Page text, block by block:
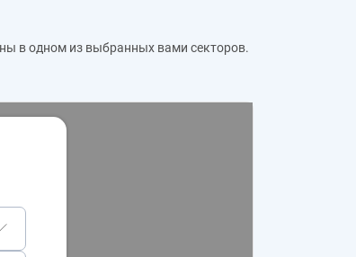
в одном из выбранных вами секторов.